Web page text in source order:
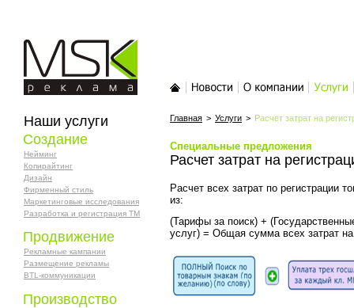
MSK-реклама
Главная > Услуги > Расчет затрат на
Специальные предложения
Расчет затрат на
Расчет всех затрат по регистрации
из:
(Тарифы за поиск) +
услуг) = Общая сумма всех затрат
Наши услуги
Создание
Нейминг
Копирайтинг
Дизайн
Фирменный стиль
Маркетинговые исследования
Разработка и регистрация ТМ
Продвижение
Рекламные кампании
Размещение рекламы
BTL-коммуникации
Производство